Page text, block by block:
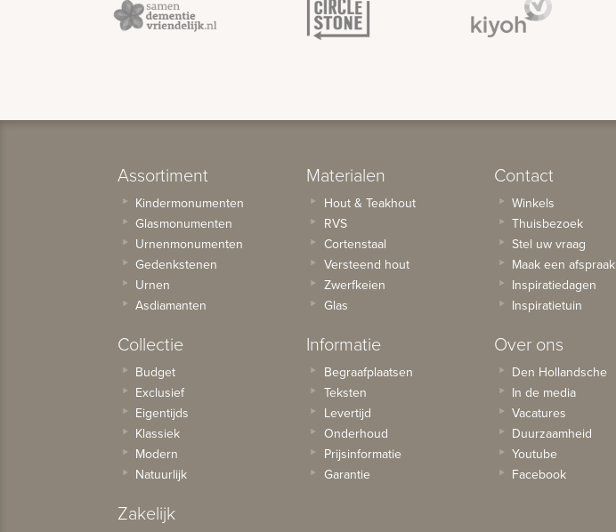
Assortiment
Kindermonumenten
Glasmonumenten
Urnenmonumenten
Gedenkstenen
Urnen
Asdiamanten
Collectie
Budget
Exclusief
Eigentijds
Klassiek
Modern
Natuurlijk
Zakelijk
Materialen
Hout & Teakhout
RVS
Cortenstaal
Versteend hout
Zwerfkeien
Glas
Informatie
Begraafplaatsen
Teksten
Levertijd
Onderhoud
Prijsinformatie
Garantie
Contact
Winkels
Thuisbezoek
Stel uw vraag
Maak een afspraak
Inspiratiedagen
Inspiratietuin
Over ons
Den Hollandsche
In de media
Vacatures
Duurzaamheid
Youtube
Facebook